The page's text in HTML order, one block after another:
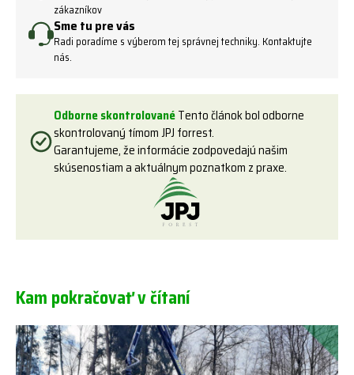
zákazníkov
Sme tu pre vás
Radi poradíme s výberom tej správnej techniky. Kontaktujte
nás.
Odborne skontrolovanéTento článok bol odborne
skontrolovaný tímom JPJ forrest.
Garantujeme, že informácie zodpovedajú našim
skúsenostiam a aktuálnym poznatkom z praxe.
Kam pokračovať v čítaní